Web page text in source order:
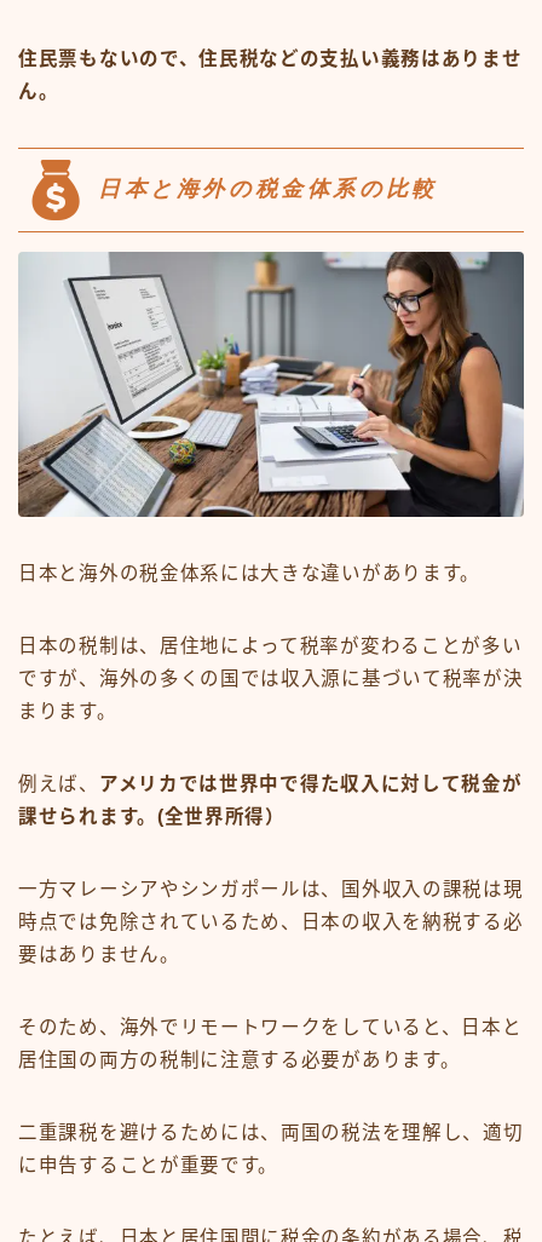
住民票もないので、住民税などの支払い義務はありませ
ん。
日本と海外の税金体系の比較
日本と海外の税金体系には大きな違いがあります。
日本の税制は、居住地によって税率が変わることが多い
ですが、海外の多くの国では収入源に基づいて税率が決
まります。
例えば、 アメリカでは世界中で得た収入に対して税金が
課せられます。(全世界所得）
一方マレーシアやシンガポールは、国外収入の課税は現
時点では免除されているため、日本の収入を納税する必
要はありません。
そのため、海外でリモートワークをしていると、日本と
居住国の両方の税制に注意する必要があります。
二重課税を避けるためには、両国の税法を理解し、適切
に申告することが重要です。